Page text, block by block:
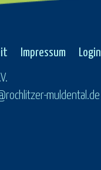
Impressum Login
muldental.de